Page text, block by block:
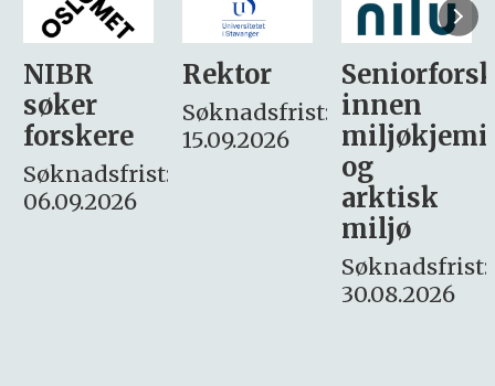
Rektor
Søknadsfrist:
15.09.2026
Seniorforsker
innen
miljøkjemi
søker
– fast
Søknadsfrist:
16. august.